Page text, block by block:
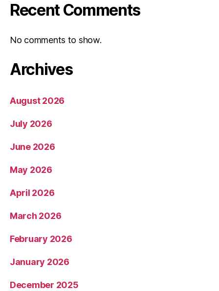
Recent Comments
No comments to show.
Archives
August 2026
July 2026
June 2026
May 2026
April 2026
March 2026
February 2026
January 2026
December 2025